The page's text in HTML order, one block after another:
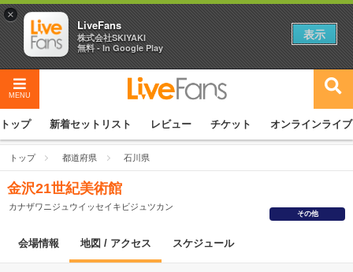
MENU
トップ 新着セットリスト レビュー チケット オンラインライブ
トップ 都道府県 石川県
金沢21世紀美術館
カナザワニジュウイッセイキビジュツカン
その他
会場情報 地図 / アクセス スケジュール
×
LiveFans
株式会社SKIYAKI
無料 - In Google Play
表示